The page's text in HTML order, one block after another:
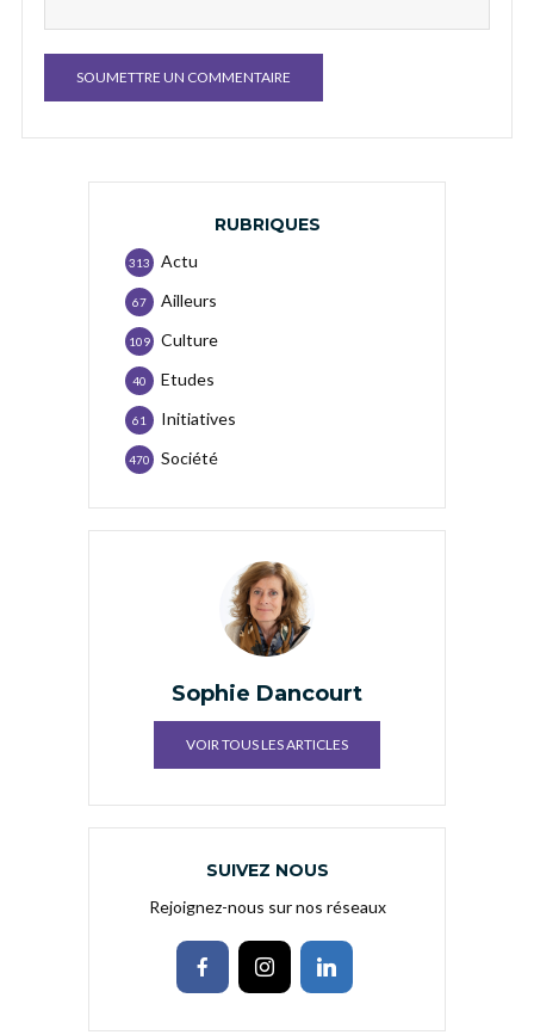
RUBRIQUES
Actu
313
Ailleurs
67
Culture
109
Etudes
40
Initiatives
61
Société
470
Sophie Dancourt
VOIR TOUS LES ARTICLES
SUIVEZ NOUS
Rejoignez-nous sur nos réseaux